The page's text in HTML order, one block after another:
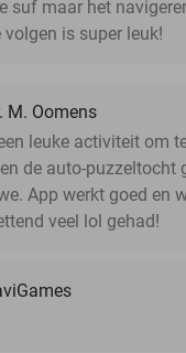
suf maar het
volgen is super leuk!
M. Oomens
leuke activiteit om
de auto-puzzeltocht
App werkt goed en
veel lol gehad!